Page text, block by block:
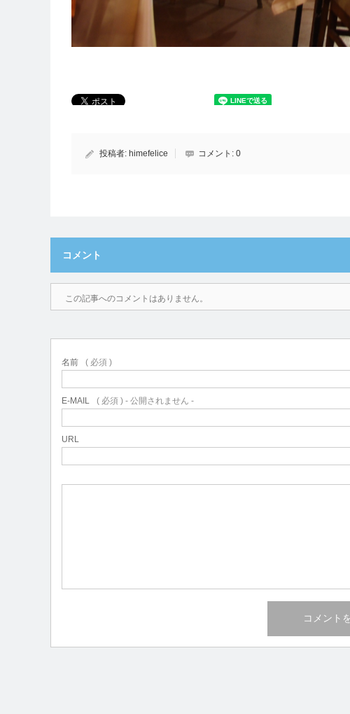
投稿者: himefelice コメント: 0
コメント
この記事へのコメントはありません。
名前 ( 必須 )
E-MAIL ( 必須 ) - 公開されません -
URL